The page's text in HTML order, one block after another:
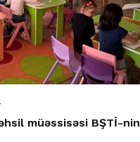
müəssisəsi BŞTİ-nin